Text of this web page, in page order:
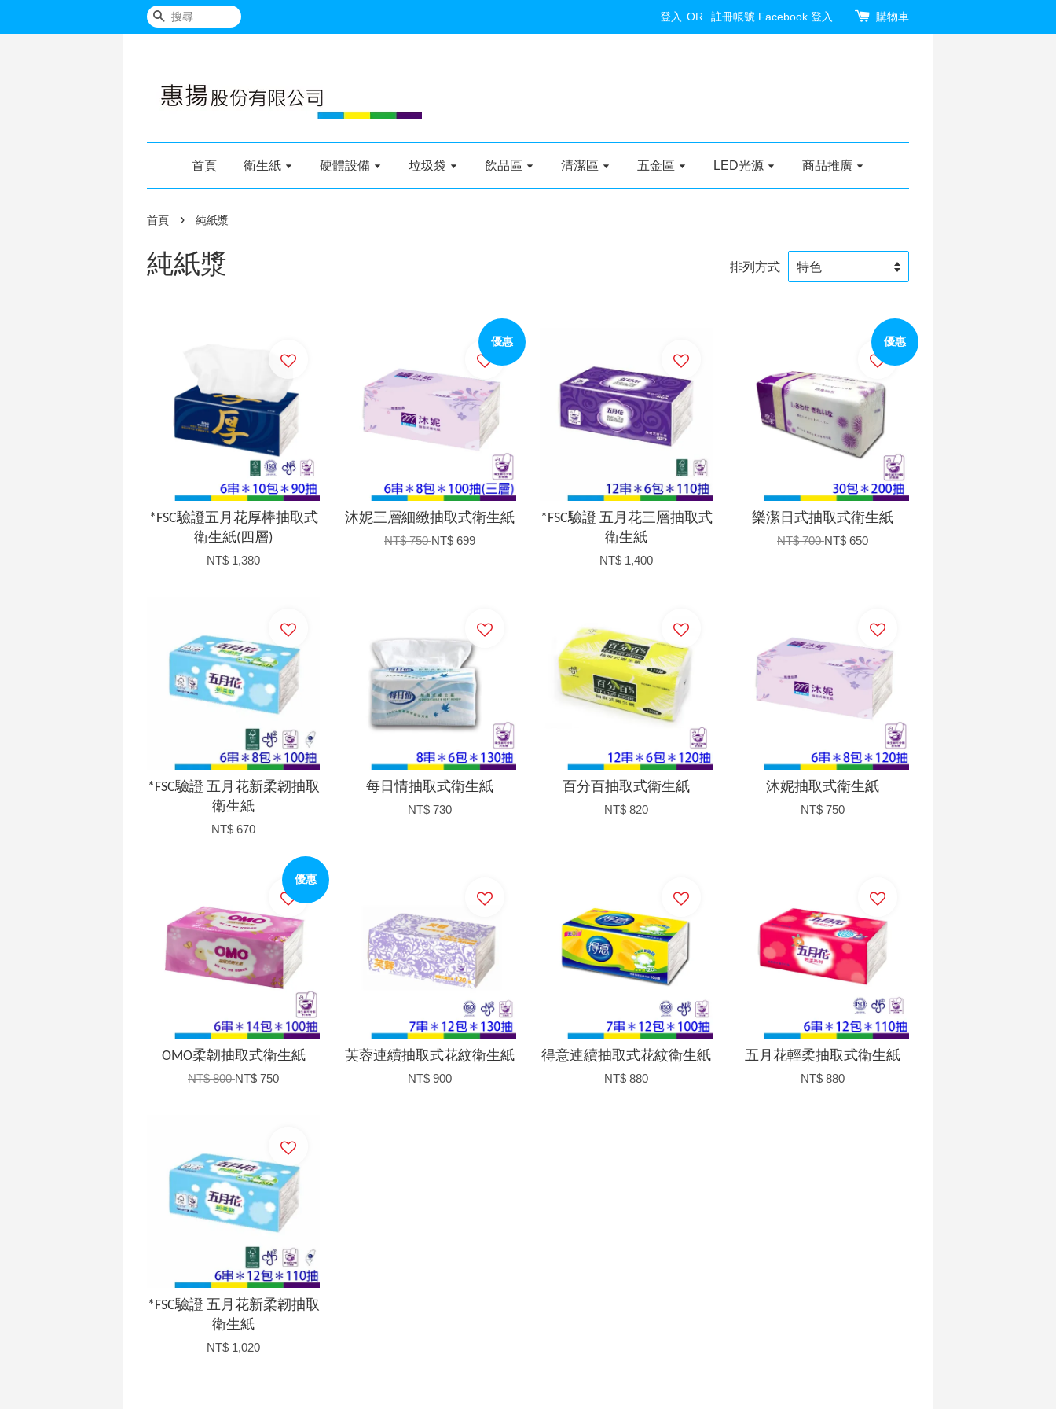
搜尋 登入 OR 註冊帳號 Facebook 登入 購物車
首頁 衛生紙 硬體設備 垃圾袋 飲品區 清潔區 五金區 LED光源 商品推廣
首頁 › 純紙漿
純紙漿 排列方式
*FSC驗證五月花厚棒抽取式
衛生紙(四層)
NT$ 1,380
優惠
沐妮三層細緻抽取式衛生紙
NT$ 750NT$ 699
*FSC驗證 五月花三層抽取式
衛生紙
NT$ 1,400
優惠
樂潔日式抽取式衛生紙
NT$ 700NT$ 650
*FSC驗證 五月花新柔韌抽取
衛生紙
NT$ 670
每日情抽取式衛生紙
NT$ 730
百分百抽取式衛生紙
NT$ 820
沐妮抽取式衛生紙
NT$ 750
優惠
OMO柔韌抽取式衛生紙
NT$ 800NT$ 750
芙蓉連續抽取式花紋衛生紙
NT$ 900
得意連續抽取式花紋衛生紙
NT$ 880
五月花輕柔抽取式衛生紙
NT$ 880
*FSC驗證 五月花新柔韌抽取
衛生紙
NT$ 1,020